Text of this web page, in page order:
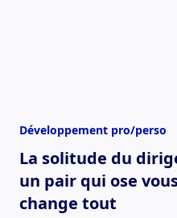
Développement pro/perso
La solitude du
un pair qui ose
change tout